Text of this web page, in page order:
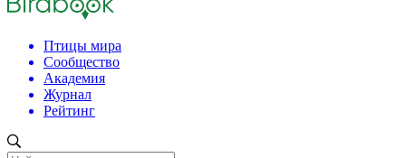
Птицы мира
Сообщество
Академия
Журнал
Рейтинг